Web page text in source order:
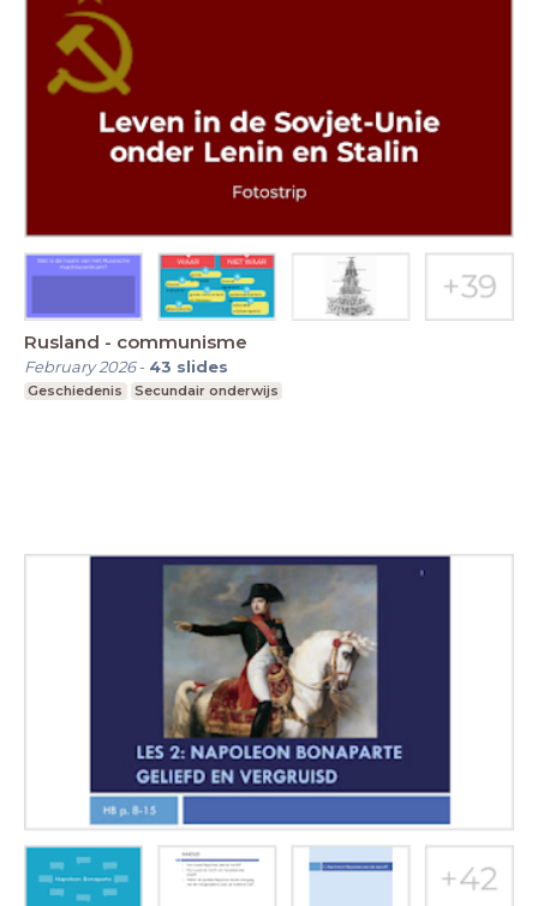
Rusland - communisme
February 2026- 43 slides
Geschiedenis Secundair onderwijs